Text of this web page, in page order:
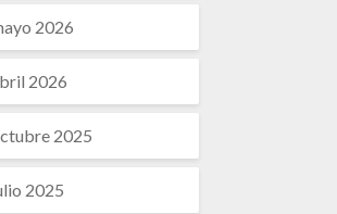
2026
2026
2025
2025